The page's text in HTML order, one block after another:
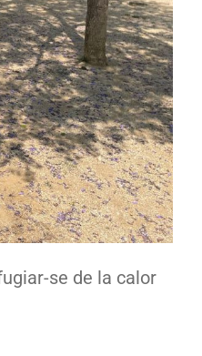
se de la calor